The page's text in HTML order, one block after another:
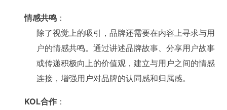
情感共鸣 ：
除了视觉上的吸引，品牌还需要在内容上寻求与用
户的情感共鸣。通过讲述品牌故事、分享用户故事
或传递积极向上的价值观，建立与用户之间的情感
连接，增强用户对品牌的认同感和归属感。
KOL合作 ：